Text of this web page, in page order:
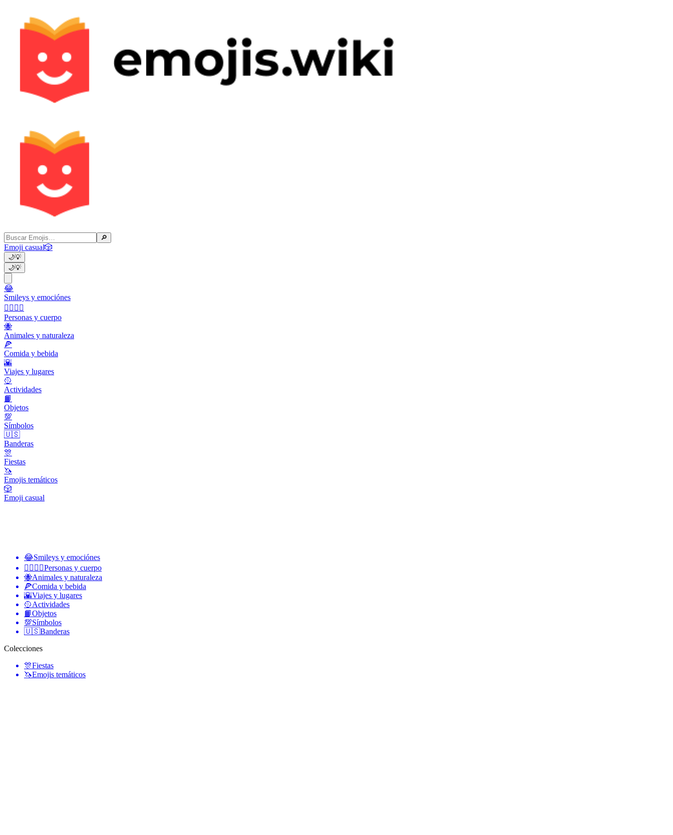
🔎
Emoji casual🎲
🌙💡
🌙💡
😂
Smileys y emociónes
👩‍❤️‍💋‍👨
Personas y cuerpo
🐝
Animales y naturaleza
🍕
Comida y bebida
🌇
Viajes y lugares
🥎
Actividades
📙
Objetos
💯
Símbolos
🇺🇸
Banderas
🎊
Fiestas
🦄
Emojis temáticos
🎲
Emoji casual
😂Smileys y emociónes
👩‍❤️‍💋‍👨Personas y cuerpo
🐝Animales y naturaleza
🍕Comida y bebida
🌇Viajes y lugares
🥎Actividades
📙Objetos
💯Símbolos
🇺🇸Banderas
Colecciones
🎊Fiestas
🦄Emojis temáticos